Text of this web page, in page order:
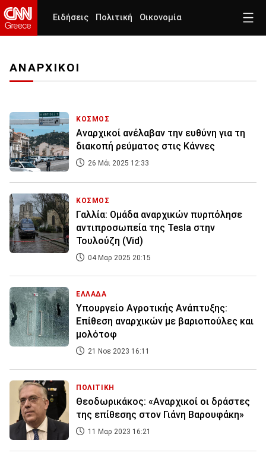
Ειδήσεις Πολιτική Οικονομία
ΑΝΑΡΧΙΚΟΙ
ΚΟΣΜΟΣ
Αναρχικοί ανέλαβαν την ευθύνη για τη
διακοπή ρεύματος στις Κάννες
26 Μάι 2025 12:33
ΚΟΣΜΟΣ
Γαλλία: Ομάδα αναρχικών πυρπόλησε
αντιπροσωπεία της Tesla στην
Τουλούζη (Vid)
04 Μαρ 2025 20:15
ΕΛΛΑΔΑ
Υπουργείο Αγροτικής Ανάπτυξης:
Επίθεση αναρχικών με βαριοπούλες και
μολότοφ
21 Νοε 2023 16:11
ΠΟΛΙΤΙΚΗ
Θεοδωρικάκος: «Αναρχικοί οι δράστες
της επίθεσης στον Γιάνη Βαρουφάκη»
11 Μαρ 2023 16:21